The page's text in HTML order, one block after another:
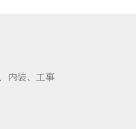
内装、工事